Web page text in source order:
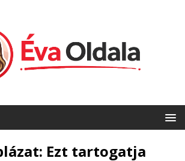
Ezt tartogatja